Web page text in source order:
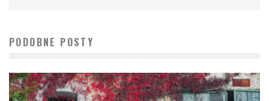
PODOBNE POSTY